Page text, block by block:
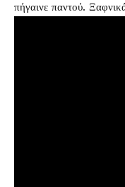
πήγαινε παντού.